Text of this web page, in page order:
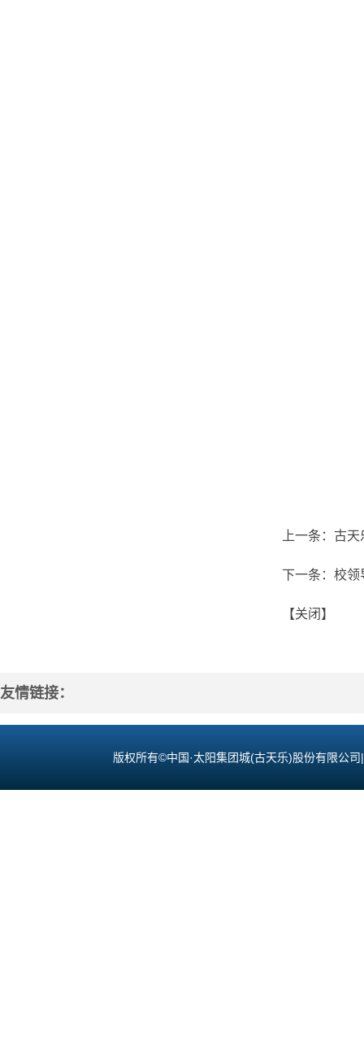
上一条： 古天
下一条： 校领
【关闭 】
友情链接：
版权所有©中国·太阳集团城(古天乐)股份有限公